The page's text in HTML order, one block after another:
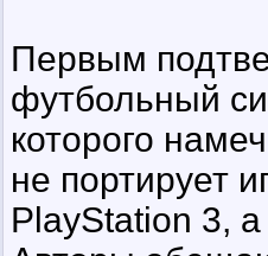
Первым
футбольный
которого
не портирует
PlayStation 3,